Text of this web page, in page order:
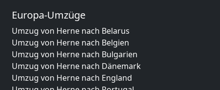
Europa-Umzüge
Umzug von Herne nach Belarus
Umzug von Herne nach Belgien
Umzug von Herne nach Bulgarien
Umzug von Herne nach Dänemark
Umzug von Herne nach England